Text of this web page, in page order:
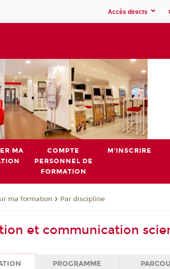
Accès directs
MA
COMPTE
PERSONNEL DE
FORMATION
M'INSCRIRE
ma formation Par discipline
et communication
PROGRAMME